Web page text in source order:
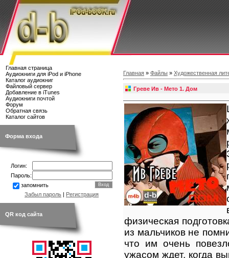
Главная страница
Аудиокниги для iPod и iPhone
Каталог аудиокниг
Файловый сервер
Добавление в iTunes
Аудиокниги почтой
Форум
Обратная связь
Каталог сайтов
Форма входа
Логин:
Пароль:
запомнить
Забыл пароль | Регистрация
QR код сайта
Главная » Файлы » Художественная
Греве Ив - Мето 1. Дом
физическая
из мальчиков не
что им очень
ужасом ждет, когда